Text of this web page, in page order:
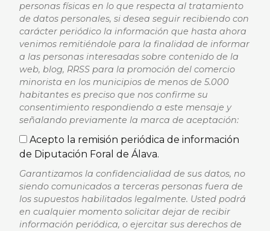
personas físicas en lo que respecta al tratamiento
de datos personales, si desea seguir recibiendo con
carácter periódico la información que hasta ahora
venimos remitiéndole para la finalidad de informar
a las personas interesadas sobre contenido de la
web, blog, RRSS para la promoción del comercio
minorista en los municipios de menos de 5.000
habitantes es preciso que nos confirme su
consentimiento respondiendo a este mensaje y
señalando previamente la marca de aceptación:
Acepto la remisión periódica de información
de Diputación Foral de Álava.
Garantizamos la confidencialidad de sus datos, no
siendo comunicados a terceras personas fuera de
los supuestos habilitados legalmente. Usted podrá
en cualquier momento solicitar dejar de recibir
información periódica, o ejercitar sus derechos de